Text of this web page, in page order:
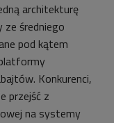
architekturę
średniego
pod kątem
Konkurenci,
przejść z
na systemy